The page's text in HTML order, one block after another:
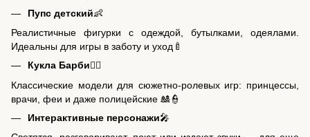
Пупс детский👶
Реалистичные фигурки с одеждой, бутылками, одеялами.
Идеальны для игры в заботу и уход🍼
Кукла Барби🧍‍♀️
Классические модели для сюжетно-ролевых игр: принцессы,
врачи, феи и даже полицейские 🎎👮
Интерактивные персонажи🎤